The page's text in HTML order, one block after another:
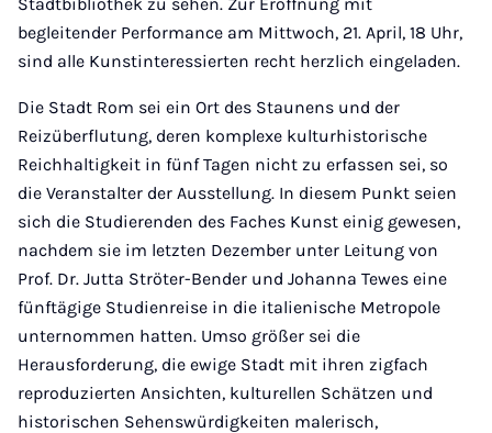
begleitender Performance am Mittwoch, 21. April, 18 Uhr,
sind alle Kunstinteressierten recht herzlich eingeladen.
Die Stadt Rom sei ein Ort des Staunens und der
Reizüberflutung, deren komplexe kulturhistorische
Reichhaltigkeit in fünf Tagen nicht zu erfassen sei, so
die Veranstalter der Ausstellung. In diesem Punkt seien
sich die Studierenden des Faches Kunst einig gewesen,
nachdem sie im letzten Dezember unter Leitung von
Prof. Dr. Jutta Ströter-Bender und Johanna Tewes eine
fünftägige Studienreise in die italienische Metropole
unternommen hatten. Umso größer sei die
Herausforderung, die ewige Stadt mit ihren zigfach
reproduzierten Ansichten, kulturellen Schätzen und
historischen Sehenswürdigkeiten malerisch,